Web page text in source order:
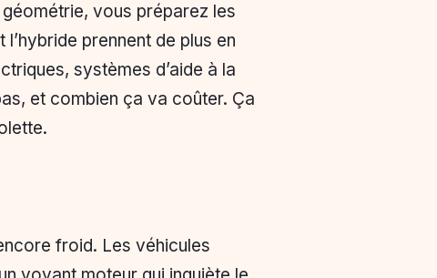
vous préparez les
prennent de plus en
systèmes d’aide à la
et combien ça va coûter. Ça
froid. Les véhicules